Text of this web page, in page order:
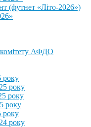
(футнет «Літо-2026»)
АФДО
року
року
року
року
року
року